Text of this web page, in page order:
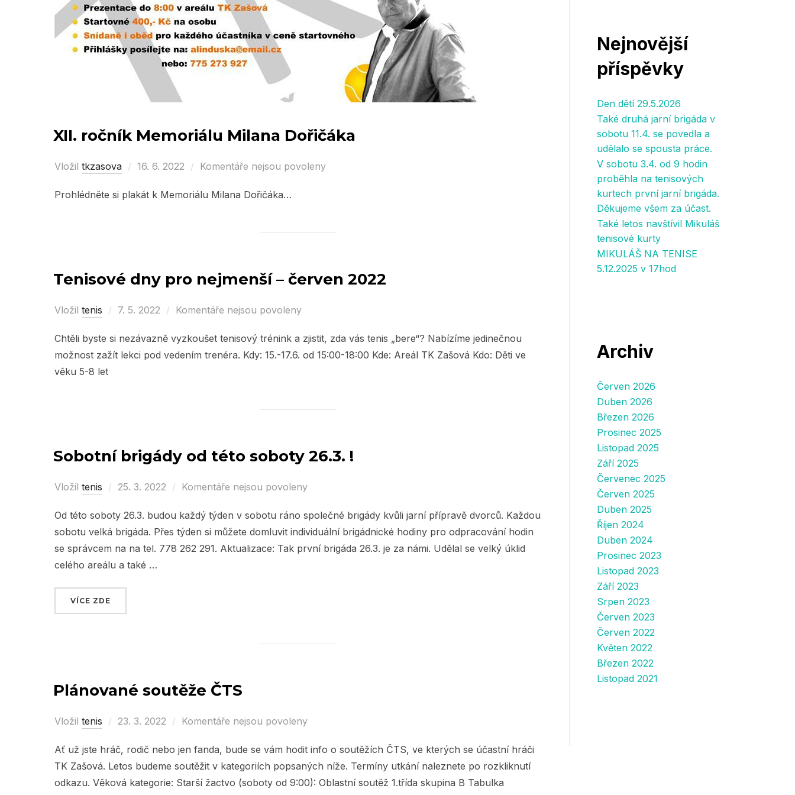
XII. ročník Memoriálu Milana Dořičáka
Vložil tkzasova
Posted
16. 6. 2022 Komentáře nejsou povoleny
Prohlédněte si plakát k Memoriálu Milana Dořičáka…
Tenisové dny pro nejmenší – červen 2022
Vložil tenis
Posted
7. 5. 2022 Komentáře nejsou povoleny
Chtěli byste si nezávazně vyzkoušet tenisový trénink a zjistit, zda vás tenis „bere“? Nabízíme jedinečnou
možnost zažít lekci pod vedením trenéra. Kdy: 15.-17.6. od 15:00-18:00 Kde: Areál TK Zašová Kdo: Děti ve
věku 5-8 let
Sobotní brigády od této soboty 26.3. !
Vložil tenis
Posted
25. 3. 2022 Komentáře nejsou povoleny
Od této soboty 26.3. budou každý týden v sobotu ráno společné brigády kvůli jarní přípravě dvorců. Každou
sobotu velká brigáda. Přes týden si můžete domluvit individuální brigádnické hodiny pro odpracování hodin
se správcem na na tel. 778 262 291. Aktualizace: Tak první brigáda 26.3. je za námi. Udělal se velký úklid
celého areálu a také …
VÍCE ZDE
Plánované soutěže ČTS
Vložil tenis
Posted
23. 3. 2022 Komentáře nejsou povoleny
Ať už jste hráč, rodič nebo jen fanda, bude se vám hodit info o soutěžích ČTS, ve kterých se účastní hráči
TK Zašová. Letos budeme soutěžit v kategoriích popsaných níže. Termíny utkání naleznete po rozkliknutí
odkazu. Věková kategorie: Starší žactvo (soboty od 9:00): Oblastní soutěž 1.třída skupina B Tabulka
Nejnovější
příspěvky
Den dětí 29.5.2026
Také druhá jarní brigáda v
sobotu 11.4. se povedla a
udělalo se spousta práce.
V sobotu 3.4. od 9 hodin
proběhla na tenisových
kurtech první jarní brigáda.
Děkujeme všem za účast.
Také letos navštívil Mikuláš
tenisové kurty
MIKULÁŠ NA TENISE
5.12.2025 v 17hod
Archiv
Červen 2026
Duben 2026
Březen 2026
Prosinec 2025
Listopad 2025
Září 2025
Červenec 2025
Červen 2025
Duben 2025
Říjen 2024
Duben 2024
Prosinec 2023
Listopad 2023
Září 2023
Srpen 2023
Červen 2023
Červen 2022
Květen 2022
Březen 2022
Listopad 2021